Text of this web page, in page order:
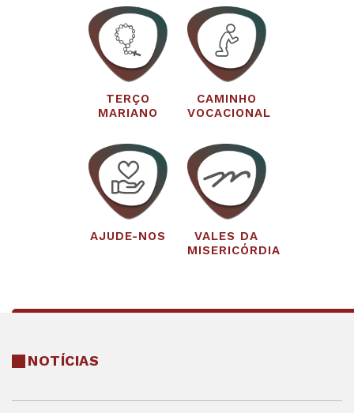
TERÇO
MARIANO
CAMINHO
VOCACIONAL
AJUDE-NOS
VALES DA
MISERICÓRDIA
NOTÍCIAS